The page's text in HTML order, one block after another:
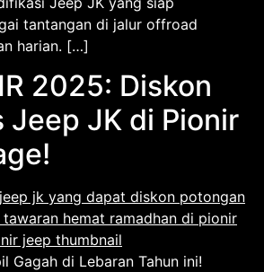
tantangan di jalur offroad
harian. […]
2025: Diskon
Jeep JK di Pionir
Gagah di Lebaran Tahun ini!